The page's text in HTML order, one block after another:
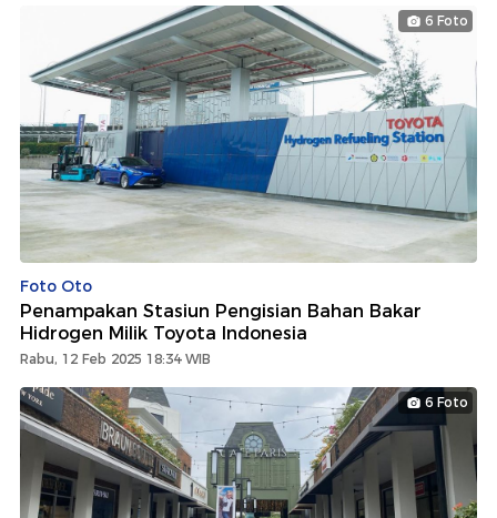
6 Foto
Foto Oto
Penampakan Stasiun Pengisian Bahan Bakar
Hidrogen Milik Toyota Indonesia
Rabu, 12 Feb 2025 18:34 WIB
6 Foto